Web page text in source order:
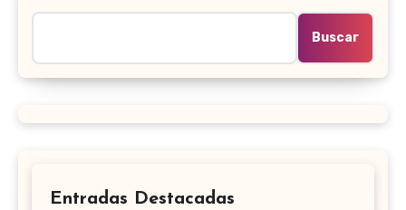
Buscar
Entradas Destacadas